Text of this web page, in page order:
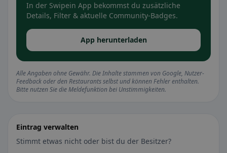
In der Swipein App bekommst du zusätzliche
Details, Filter & aktuelle Community-Badges.
App herunterladen
Alle Angaben ohne Gewähr. Die Inhalte stammen von Google, Nutzer-
Feedback oder den Restaurants selbst und können Fehler enthalten.
Bitte nutzen Sie die Meldefunktion bei Unstimmigkeiten.
Eintrag verwalten
Stimmt etwas nicht oder bist du der Besitzer?